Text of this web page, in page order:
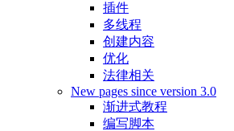
插件
多线程
创建内容
优化
法律相关
New pages since version 3.0
渐进式教程
编写脚本